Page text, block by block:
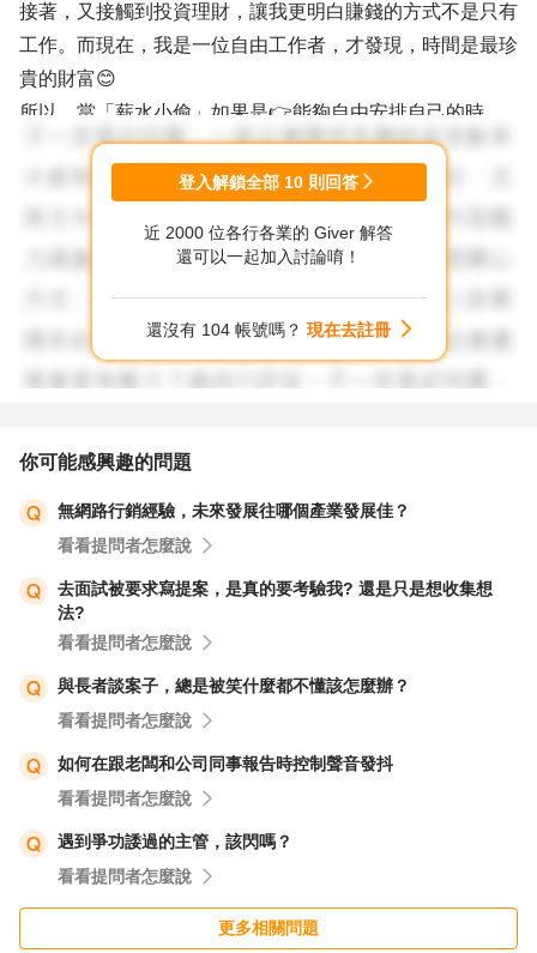
接著，又接觸到投資理財，讓我更明白賺錢的方式不是只有
工作。而現在，我是一位自由工作者，才發現，時間是最珍
貴的財富😊
所以，當「薪水小偷」如果是👉能夠自由安排自己的時
間，並且還能帶來收入，不斷的學習成長，就是最快樂的事
登入解鎖全部 10 則回答
近 2000 位各行各業的 Giver 解答
還可以一起加入討論唷！
還沒有 104 帳號嗎？ 現在去註冊
你可能感興趣的問題
無網路行銷經驗，未來發展往哪個產業發展佳？
看看提問者怎麼說
去面試被要求寫提案，是真的要考驗我? 還是只是想收集想
法?
看看提問者怎麼說
與長者談案子，總是被笑什麼都不懂該怎麼辦？
看看提問者怎麼說
如何在跟老闆和公司同事報告時控制聲音發抖
看看提問者怎麼說
遇到爭功諉過的主管，該閃嗎？
看看提問者怎麼說
更多相關問題